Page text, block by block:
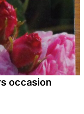
occasion